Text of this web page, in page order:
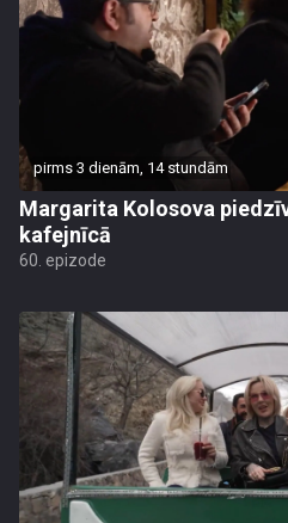
pirms 3 dienām, 14 stundām
Margarita Kolosova
kafejnīcā
60. epizode